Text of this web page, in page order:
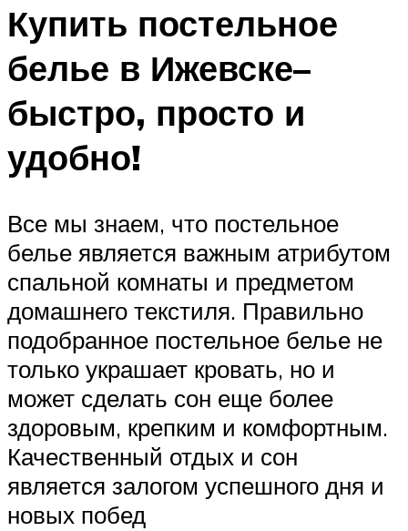
Купить постельное
белье в Ижевске–
быстро, просто и
удобно!
Все мы знаем, что постельное
белье является важным атрибутом
спальной комнаты и предметом
домашнего текстиля. Правильно
подобранное постельное белье не
только украшает кровать, но и
может сделать сон еще более
здоровым, крепким и комфортным.
Качественный отдых и сон
является залогом успешного дня и
новых побед